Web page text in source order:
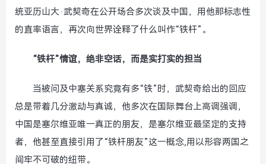
统亚历山大·武契奇在公开场合多次谈及中国，用他那标志性
的直率语言，再次向世界诠释了什么叫作“铁杆”。
“铁杆”情谊，绝非空话，而是实打实的担当
当被问及中塞关系究竟有多“铁”时，武契奇给出的回应
总是带着几分激动与真诚，他多次在国际舞台上高调强调，
中国是塞尔维亚唯一真正的朋友，是塞尔维亚最坚定的支持
者，他甚至直接引用了“铁杆朋友”这一概念,用以形容两国之
间牢不可破的纽带。